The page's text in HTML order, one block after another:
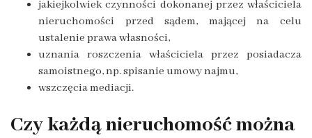
jakiejkolwiek czynności dokonanej przez właściciela
nieruchomości przed sądem, mającej na celu
ustalenie prawa własności,
uznania roszczenia właściciela przez posiadacza
samoistnego, np. spisanie umowy najmu,
wszczęcia mediacji.
Czy każdą nieruchomość można